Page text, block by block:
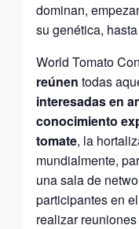
dominan,
su genética,
World Tomato
reúnen todas
interesadas en
conocimiento
tomate, la
mundialmente,
una sala de
participantes en
realizar